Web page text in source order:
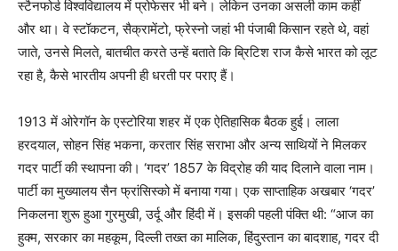
स्टैनफोर्ड विश्वविद्यालय में प्रोफेसर भी बने। लेकिन उनका असली काम कहीं
और था। वे स्टॉकटन, सैक्रामेंटो, फ्रेस्नो जहां भी पंजाबी किसान रहते थे, वहां
जाते, उनसे मिलते, बातचीत करते उन्हें बताते कि ब्रिटिश राज कैसे भारत को लूट
रहा है, कैसे भारतीय अपनी ही धरती पर पराए हैं।
1913 में ओरेगॉन के एस्टोरिया शहर में एक ऐतिहासिक बैठक हुई। लाला
हरदयाल, सोहन सिंह भकना, करतार सिंह सराभा और अन्य साथियों ने मिलकर
गदर पार्टी की स्थापना की। ‘गदर’ 1857 के विद्रोह की याद दिलाने वाला नाम।
पार्टी का मुख्यालय सैन फ्रांसिस्को में बनाया गया। एक साप्ताहिक अखबार ‘गदर’
निकलना शुरू हुआ गुरमुखी, उर्दू और हिंदी में। इसकी पहली पंक्ति थी: “आज का
हुक्म, सरकार का महकूम, दिल्ली तख्त का मालिक, हिंदुस्तान का बादशाह, गदर दी